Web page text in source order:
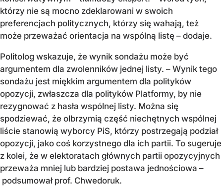
którzy nie są mocno zdeklarowani w swoich
preferencjach politycznych, którzy się wahają, też
może przeważać orientacja na wspólną listę – dodaje.
Politolog wskazuje, że wynik sondażu może być
argumentem dla zwolenników jednej listy. – Wynik tego
sondażu jest miękkim argumentem dla polityków
opozycji, zwłaszcza dla polityków Platformy, by nie
rezygnować z hasła wspólnej listy. Można się
spodziewać, że olbrzymią część niechętnych wspólnej
liście stanowią wyborcy PiS, którzy postrzegają podział
opozycji, jako coś korzystnego dla ich partii. To sugeruje
z kolei, że w elektoratach głównych partii opozycyjnych
przeważa mniej lub bardziej postawa jednościowa –
podsumował prof. Chwedoruk.